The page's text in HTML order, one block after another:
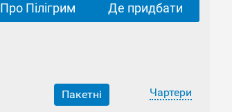
Про Пілігрим Де придбати
Пакетні Чартери